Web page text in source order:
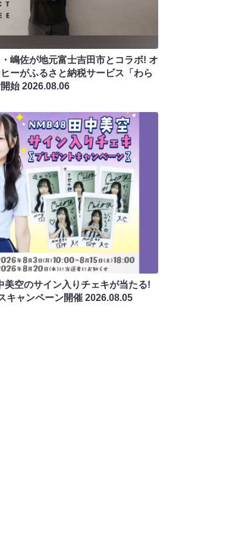
嶋佐が地元富士吉田市とコラボ! オ
ーがふるさと納税サービス「わら
始2026.08.06
美空のサイン入りチェキが当たる!
キャンペーン開催 2026.08.05